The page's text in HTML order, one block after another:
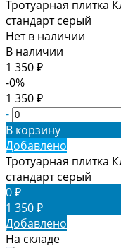
Тротуарная плитка
стандарт серый
Нет в наличии
В наличии
1 350 ₽
-0%
1 350 ₽
-
В корзину
Добавлено
Тротуарная плитка
стандарт серый
0 ₽
1 350 ₽
Добавлено
На складе